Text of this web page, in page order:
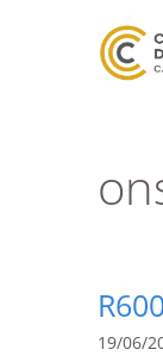
19/06/